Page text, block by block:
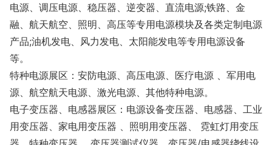
电源、调压电源、稳压器、逆变器、直流电源;铁路、金
融、航天航空、照明、高压等专用电源模块及各类定制电源
产品;油机发电、风力发电、太阳能发电等专用电源设备
等。
特种电源展区：安防电源、高压电源、医疗电源 、军用电
源、航空航天电源、激光电源、其他特种电源。
电子变压器、电感器展区：电源设备变压器、电感器、工业
用变压器、家电用变压器 、照明用变压器、 霓虹灯用变压